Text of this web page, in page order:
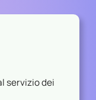
servizio dei